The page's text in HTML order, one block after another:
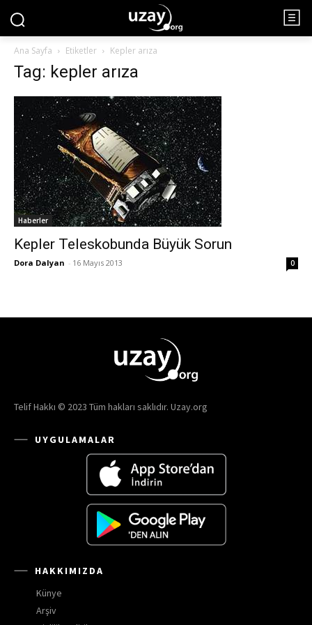
Ana Sayfa Etiketler Kepler arıza
Tag: kepler arıza
Haberler
Kepler Teleskobunda Büyük Sorun
Dora Dalyan - 16 Mayıs 2013 0
Telif Hakkı © 2023 Tüm hakları saklıdır. Uzay.org
UYGULAMALAR
HAKKIMIZDA
Künye
Arşiv